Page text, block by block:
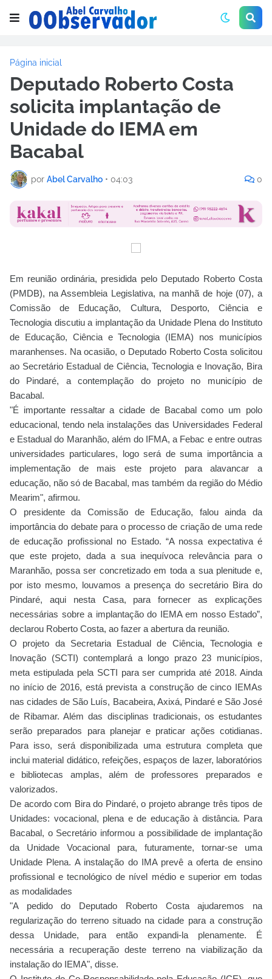
Página inicial
Deputado Roberto Costa
solicita implantação de
Unidade do IEMA em
Bacabal
por Abel Carvalho • 04:03 0
Em reunião ordinária, presidida pelo Deputado Roberto Costa
(PMDB), na Assembleia Legislativa, na manhã de hoje (07), a
Comissão de Educação, Cultura, Desporto, Ciência e
Tecnologia discutiu a implantação da Unidade Plena do Instituto
de Educação, Ciência e Tecnologia (IEMA) nos municípios
maranhenses. Na ocasião, o Deputado Roberto Costa solicitou
ao Secretário Estadual de Ciência, Tecnologia e Inovação, Bira
do Pindaré, a contemplação do projeto no município de
Bacabal.
"É importante ressaltar a cidade de Bacabal como um polo
educacional, tendo nela instalações das Universidades Federal
e Estadual do Maranhão, além do IFMA, a Febac e entre outras
universidades particulares, logo será de suma importância a
implementação de mais este projeto para alavancar a
educação, não só de Bacabal, mas também da região do Médio
Mearim", afirmou.
O presidente da Comissão de Educação, falou ainda da
importância do debate para o processo de criação de uma rede
de educação profissional no Estado. “A nossa expectativa é
que este projeto, dada a sua inequívoca relevância para o
Maranhão, possa ser concretizado em toda a sua plenitude e,
por isto mesmo, louvamos a presença do secretário Bira do
Pindaré, aqui nesta Casa, para fornecer as explicações
necessárias sobre a implantação do IEMA em nosso Estado”,
declarou Roberto Costa, ao fazer a abertura da reunião.
O projeto da Secretaria Estadual de Ciência, Tecnologia e
Inovação (SCTI) contemplará a longo prazo 23 municípios,
meta estipulada pela SCTI para ser cumprida até 2018. Ainda
no início de 2016, está prevista a construção de cinco IEMAs
nas cidades de São Luís, Bacabeira, Axixá, Pindaré e São José
de Ribamar. Além das disciplinas tradicionais, os estudantes
serão preparados para planejar e praticar ações cotidianas.
Para isso, será disponibilizada uma estrutura completa que
inclui material didático, refeições, espaços de lazer, laboratórios
e bibliotecas amplas, além de professores preparados e
valorizados.
De acordo com Bira do Pindaré, o projeto abrange três tipos de
Unidades: vocacional, plena e de educação à distância. Para
Bacabal, o Secretário informou a possibilidade de implantação
da Unidade Vocacional para, futuramente, tornar-se uma
Unidade Plena. A instalação do IMA prevê a oferta de ensino
profissional e tecnológico de nível médio e superior em todas
as modalidades
"A pedido do Deputado Roberto Costa ajudaremos na
regularização do terreno situado na cidade para a construção
dessa Unidade, para então expandi-la plenamente. É
necessária a recuperação deste terreno na viabilização da
instalação do IEMA", disse.